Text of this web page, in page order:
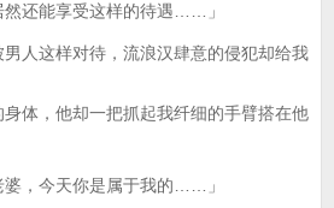
然还能享受这样的待遇……」
这样对待，流浪汉肆意的侵犯却给我
体，他却一把抓起我纤细的手臂搭在他
，今天你是属于我的……」